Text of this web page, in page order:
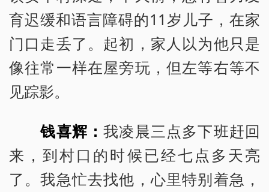
育迟缓和语言障碍的11岁儿子，在家
门口走丢了。起初，家人以为他只是
像往常一样在屋旁玩，但左等右等不
见踪影。
钱喜辉：我凌晨三点多下班赶回
来，到村口的时候已经七点多天亮
了。我急忙去找他，心里特别着急，